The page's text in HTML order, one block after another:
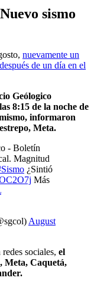
sismo
nuevamente un
de un día en el
Geólogico
8:15 de la noche de
informaron
Meta.
- Boletín
Magnitud
¿Sintió
Más
August
sociales, el
Meta, Caquetá,